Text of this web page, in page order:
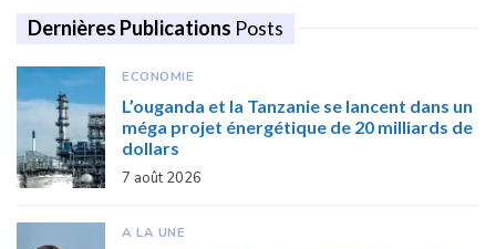
Dernières Publications Posts
ECONOMIE
L’ouganda et la Tanzanie se lancent dans un
méga projet énergétique de 20 milliards de
dollars
7 août 2026
A LA UNE